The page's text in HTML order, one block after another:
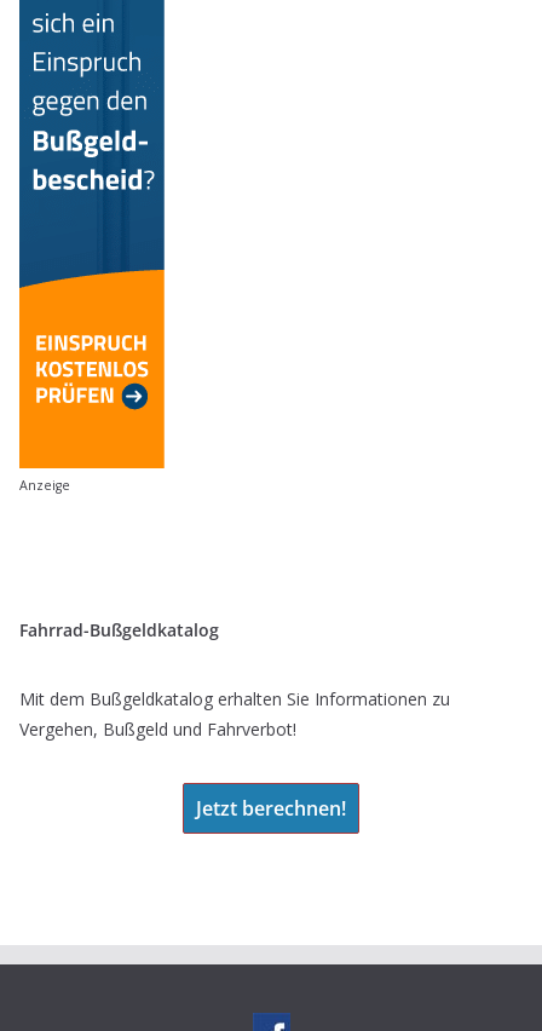
Anzeige
Fahrrad-Bußgeldkatalog
Mit dem Bußgeldkatalog erhalten Sie Informationen zu
Vergehen, Bußgeld und Fahrverbot!
Jetzt berechnen!